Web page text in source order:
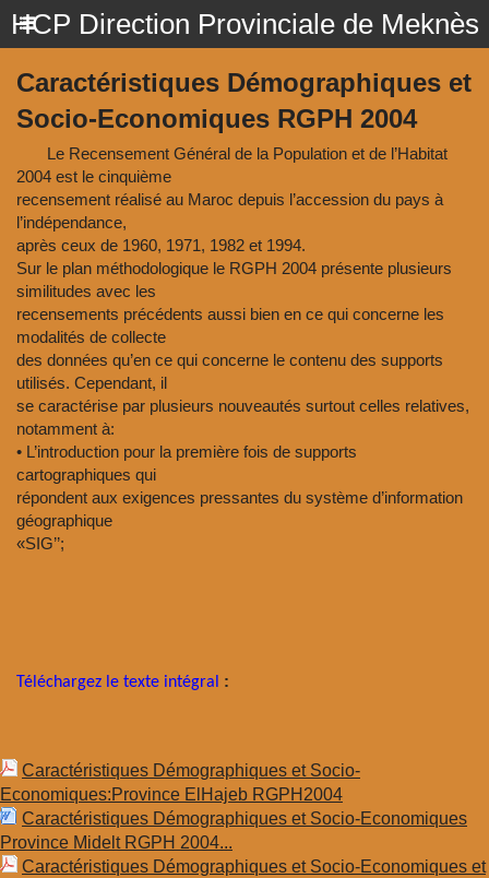
HCP Direction Provinciale de Meknès
Caractéristiques Démographiques et
Socio-Economiques RGPH 2004
Le Recensement Général de la Population et de l’Habitat
2004 est le cinquième
recensement réalisé au Maroc depuis l’accession du pays à
l’indépendance,
après ceux de 1960, 1971, 1982 et 1994.
Sur le plan méthodologique le RGPH 2004 présente plusieurs
similitudes avec les
recensements précédents aussi bien en ce qui concerne les
modalités de collecte
des données qu’en ce qui concerne le contenu des supports
utilisés. Cependant, il
se caractérise par plusieurs nouveautés surtout celles relatives,
notamment à:
• L’introduction pour la première fois de supports
cartographiques qui
répondent aux exigences pressantes du système d’information
géographique
«SIG’’;
Téléchargez le texte intégral :
Caractéristiques Démographiques et Socio-
Economiques:Province ElHajeb RGPH2004
Caractéristiques Démographiques et Socio-Economiques
Province Midelt RGPH 2004...
Caractéristiques Démographiques et Socio-Economiques et